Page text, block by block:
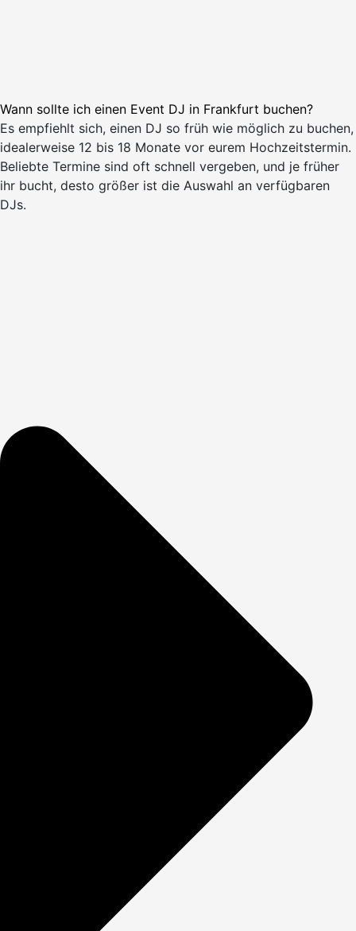
Wann sollte ich einen Event DJ in Frankfurt buchen?
Es empfiehlt sich, einen DJ so früh wie möglich zu buchen,
idealerweise 12 bis 18 Monate vor eurem Hochzeitstermin.
Beliebte Termine sind oft schnell vergeben, und je früher
ihr bucht, desto größer ist die Auswahl an verfügbaren
DJs.